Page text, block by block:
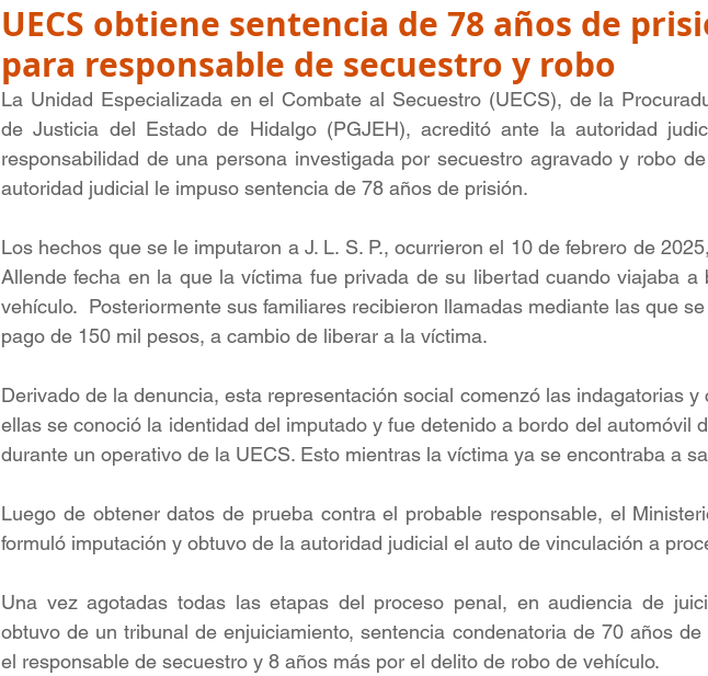
UECS obtiene sentencia de 78 años de
para responsable de secuestro y robo
La Unidad Especializada en el Combate al Secuestro (UECS), de la
de Justicia del Estado de Hidalgo (PGJEH), acreditó ante la autoridad
responsabilidad de una persona investigada por secuestro agravado y robo
autoridad judicial le impuso sentencia de 78 años de prisión.
Los hechos que se le imputaron a J. L. S. P., ocurrieron el 10 de febrero de
Allende fecha en la que la víctima fue privada de su libertad cuando viajaba a
vehículo.  Posteriormente sus familiares recibieron llamadas mediante las que
pago de 150 mil pesos, a cambio de liberar a la víctima.
Derivado de la denuncia, esta representación social comenzó las indagatorias y
ellas se conoció la identidad del imputado y fue detenido a bordo del automóvil
durante un operativo de la UECS. Esto mientras la víctima ya se encontraba a
Luego de obtener datos de prueba contra el probable responsable, el
formuló imputación y obtuvo de la autoridad judicial el auto de vinculación a
Una vez agotadas todas las etapas del proceso penal, en audiencia de
obtuvo de un tribunal de enjuiciamiento, sentencia condenatoria de 70 años de
el responsable de secuestro y 8 años más por el delito de robo de vehículo.